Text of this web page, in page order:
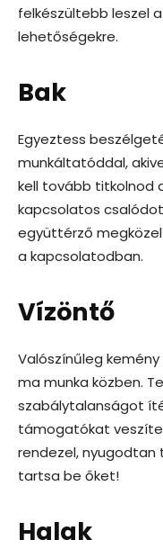
felkészültebb leszel
lehetőségekre.
Bak
Egyeztess
munkáltatóddal,
kell tovább titkolnod
kapcsolatos
együttérző
a kapcsolatodban.
Vízöntő
Valószínűleg
ma munka közben.
szabálytalanságot
támogatókat
rendezel, nyugodtan
tartsa be őket!
Halak